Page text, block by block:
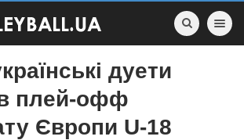
Toggle
дуети
плей-офф
Європи U-18